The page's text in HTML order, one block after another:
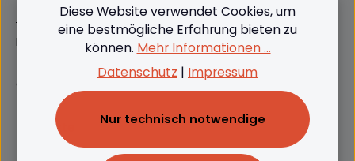
(+49) 09562 3811380
Mo-Do: 08:00 - 16:00, Fr: 8:00 - 13:00
Oder über unser Kontaktformular
Produkte
Diese Website verwendet Cookies, um
eine bestmögliche Erfahrung bieten zu
können. Mehr Informationen ...
Datenschutz | Impressum
Nur technisch notwendige